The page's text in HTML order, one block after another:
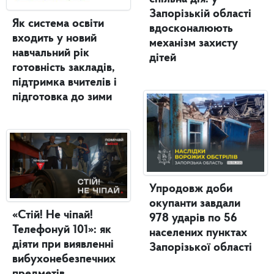
Як система освіти
входить у новий
навчальний рік
готовність закладів,
підтримка вчителів і
підготовка до зими
«Стій! Не чіпай!
Телефонуй 101»: як
діяти при виявленні
вибухонебезпечних
Запорізькій області
вдосконалюють
механізм захисту
дітей
Упродовж доби
окупанти завдали
978 ударів по 56
населених пунктах
Запорізької області